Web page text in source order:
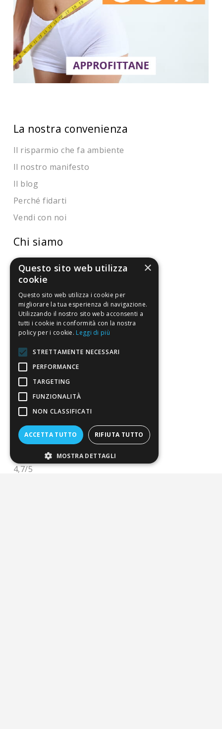
La nostra convenienza
Il risparmio che fa ambiente
Il nostro manifesto
Il blog
Perché fidarti
Vendi con noi
Chi siamo
Chi Siamo
Sostegno e riconoscimenti
Servizio clienti
FAQ
Condizioni di vendita
Termini di vendita
Spedizione
Resi
4,7/5
×
Questo sito web utilizza
cookie
Questo sito web utilizza i cookie per
migliorare la tua esperienza di navigazione.
Utilizzando il nostro sito web acconsenti a
tutti i cookie in conformità con la nostra
policy per i cookie. Leggi di più
STRETTAMENTE NECESSARI
PERFORMANCE
TARGETING
FUNZIONALITÀ
NON CLASSIFICATI
ACCETTA TUTTO RIFIUTA TUTTO
MOSTRA DETTAGLI